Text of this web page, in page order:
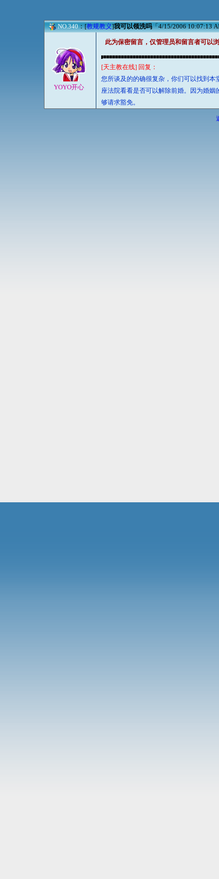
NO.340：[教规教义]我可以领洗吗「4/15/2006 10:07:13
YOYO开心
此为保密留言，仅管理员和留言者可以
[天主教在线] 回复：
您所谈及的的确很复杂，你们可以找到
座法院看看是否可以解除前婚。因为婚
够请求豁免。